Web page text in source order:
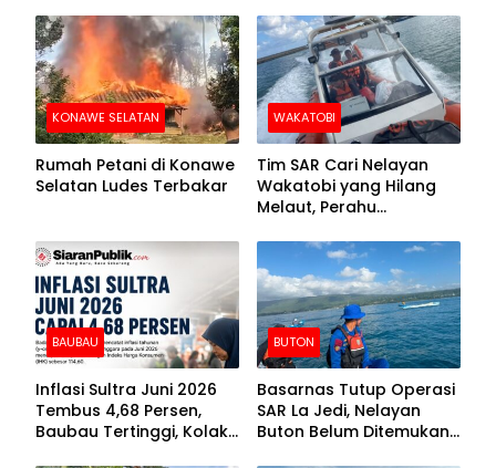
Kolut
Barang Senilai Rp419,5
Juta
KONAWE SELATAN
Rumah Petani di Konawe
Selatan Ludes Terbakar
WAKATOBI
Tim SAR Cari Nelayan
Wakatobi yang Hilang
Melaut, Perahu
Kemasukan Air
BAUBAU
Inflasi Sultra Juni 2026
Tembus 4,68 Persen,
Baubau Tertinggi, Kolaka
BUTON
Basarnas Tutup Operasi
SAR La Jedi, Nelayan
Buton Belum Ditemukan